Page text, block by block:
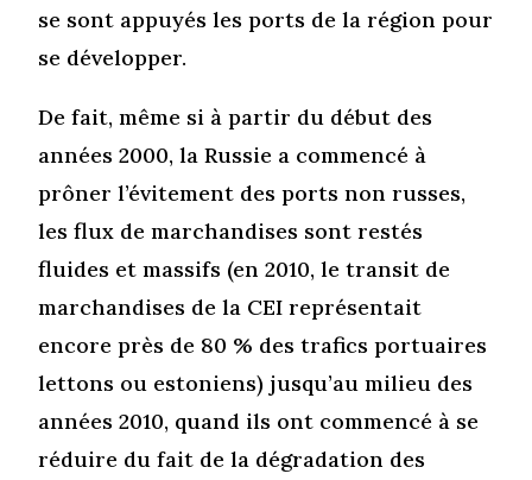
se sont appuyés les ports de la région pour
se développer.
De fait, même si à partir du début des
années 2000, la Russie a commencé à
prôner l’évitement des ports non russes,
les flux de marchandises sont restés
fluides et massifs (en 2010, le transit de
marchandises de la CEI représentait
encore près de 80 % des trafics portuaires
lettons ou estoniens) jusqu’au milieu des
années 2010, quand ils ont commencé à se
réduire du fait de la dégradation des